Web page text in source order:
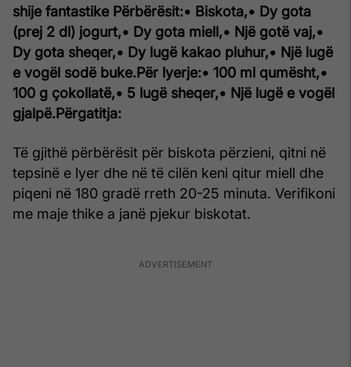
shije fantastike Përbërësit:• Biskota,• Dy gota
(prej 2 dl) jogurt,• Dy gota miell,• Një gotë vaj,•
Dy gota sheqer,• Dy lugë kakao pluhur,• Një lugë
e vogël sodë buke.Për lyerje:• 100 ml qumësht,•
100 g çokollatë,• 5 lugë sheqer,• Një lugë e vogël
gjalpë.Përgatitja:
Të gjithë përbërësit për biskota përzieni, qitni në
tepsinë e lyer dhe në të cilën keni qitur miell dhe
piqeni në 180 gradë rreth 20-25 minuta. Verifikoni
me maje thike a janë pjekur biskotat.